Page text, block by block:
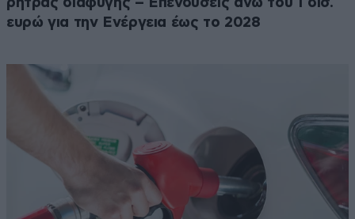
ρήτρας διαφυγής – Επενδύσεις άνω του 1 δισ.
ευρώ για την Ενέργεια έως το 2028